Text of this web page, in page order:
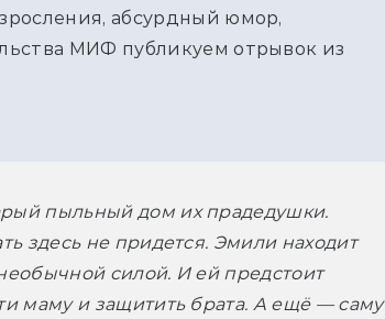
абсурдный юмор,
МИФ публикуем отрывок из
пыльный дом их прадедушки.
здесь не придется. Эмили находит
силой. И ей предстоит
маму и защитить брата. А ещё — саму